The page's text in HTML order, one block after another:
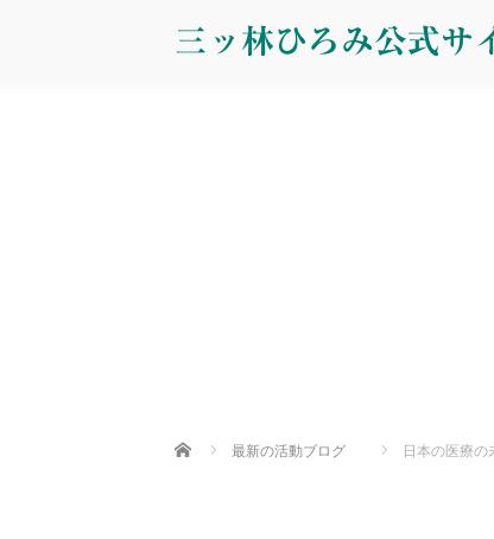
三ッ林ひろみ公式サ
Home 最新の活動ブログ 日本の医療